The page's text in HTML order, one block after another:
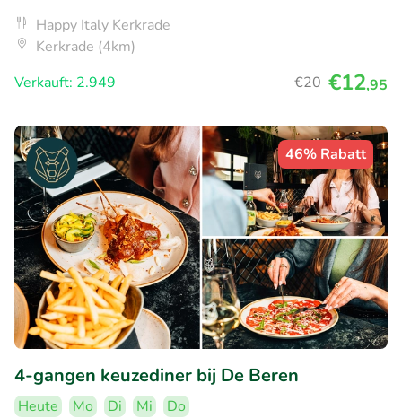
Happy Italy Kerkrade
Kerkrade (4km)
Verkauft: 2.949
€20 €12,95
46% Rabatt
4-gangen keuzediner bij De Beren
Heute Mo Di Mi
Do